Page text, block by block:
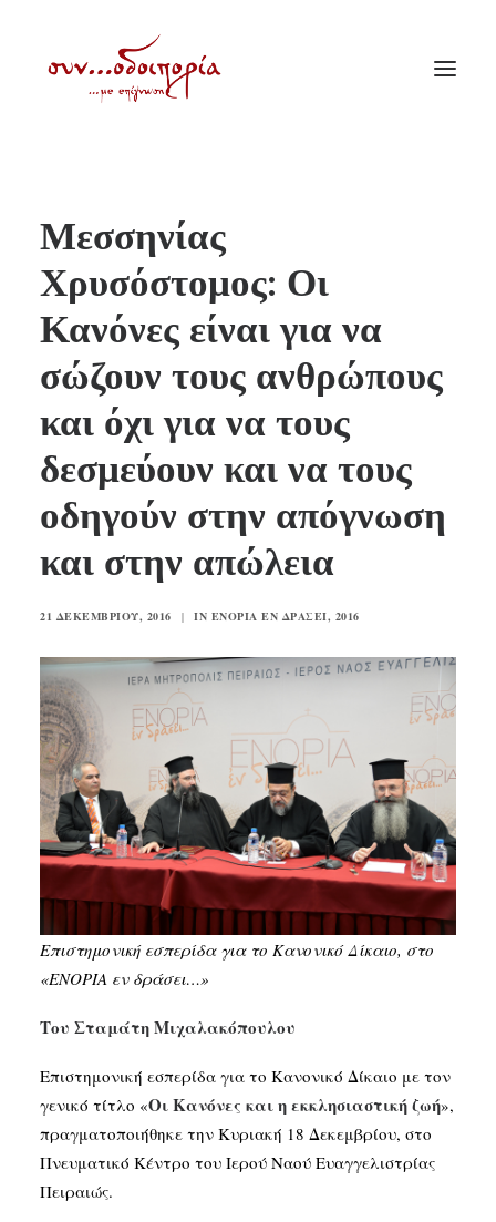
ΘΕΜΑΤΟΛΟΓΙΑ
ΑΝΑΚΟΙΝΩΣΕΙΣ
ΕΝΟΡΙΑ ΕΝ ΔΡΑΣΕΙ
ΕΥΑΓΓΕΛΙΣΤΡΙΑ ΠΕΙΡΑΙΏΣ
ΠΑΛΑΙΑ ΣΥΝΟΔΟΙΠΟΡΙΑ
ΕΠΙΚΟΙΝΩΝΙΑ
SEARCH
Μεσσηνίας
Χρυσόστομος: Οι
Κανόνες είναι για να
σώζουν τους ανθρώπους
και όχι για να τους
δεσμεύουν και να τους
οδηγούν στην απόγνωση
και στην απώλεια
21 ΔΕΚΕΜΒΡΊΟΥ, 2016 | IN ΕΝΟΡΊΑ ΕΝ ΔΡΆΣΕΙ, 2016
Επιστημονική εσπερίδα για το Κανονικό Δίκαιο, στο
«ΕΝΟΡΙΑ εν δράσει…»
Του Σταμάτη Μιχαλακόπουλου
Επιστημονική εσπερίδα για το Κανονικό Δίκαιο με τον
γενικό τίτλο «Οι Κανόνες και η εκκλησιαστική ζωή»,
πραγματοποιήθηκε την Κυριακή 18 Δεκεμβρίου, στο
Πνευματικό Κέντρο του Ιερού Ναού Ευαγγελιστρίας
Πειραιώς.